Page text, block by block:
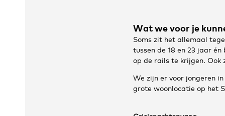
Wat we voor je
Soms zit het allemaal
tussen de 18 en 23 jaar
op de rails te krijgen. Ook
We zijn er voor jongeren
grote woonlocatie op het